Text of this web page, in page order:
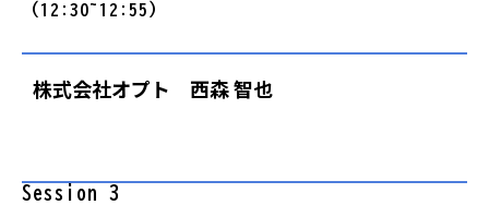
（12:30~12:55）
株式会社オプト 西森 智也
Session 3